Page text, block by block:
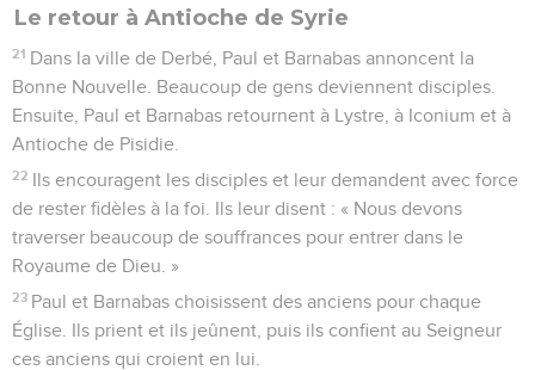
Le retour à Antioche de Syrie
21 Dans la ville de Derbé, Paul et Barnabas annoncent la
Bonne Nouvelle. Beaucoup de gens deviennent disciples.
Ensuite, Paul et Barnabas retournent à Lystre, à Iconium et à
Antioche de Pisidie.
22 Ils encouragent les disciples et leur demandent avec force
de rester fidèles à la foi. Ils leur disent : « Nous devons
traverser beaucoup de souffrances pour entrer dans le
Royaume de Dieu. »
23 Paul et Barnabas choisissent des anciens pour chaque
Église. Ils prient et ils jeûnent, puis ils confient au Seigneur
ces anciens qui croient en lui.